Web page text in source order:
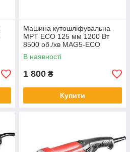
Машина кутошліфувальна
MPT ECO 125 мм 1200 Вт
8500 об./хв MAG5-ECO
В наявності
1 800 ₴
Купити